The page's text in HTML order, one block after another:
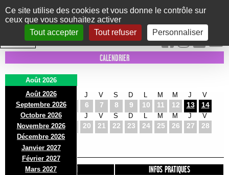
Panneau de gestion des cookies
Ce site utilise des cookies et vous donne le contrôle sur
ceux que vous souhaitez activer
Tout accepter
Tout refuser Personnaliser
Le Marni
CONCERTS DANSE/CIRQUE THÉÂTRE KIDS EXPOS EVENTS
INTRA MUROS
CALENDRIER
Août 2026
Août 2026
Septembre 2026
Octobre 2026
Novembre 2026
Décembre 2026
Janvier 2027
Février 2027
Mars 2027
D
2
L
3
M
4
J
6
V
7
S
8
D
9 10
M
11
M
12
J
13
V
14
D
16
L
17
M
18
J
20
V
21
S
22
D
23 24
M
25
M
26
J
27
V
28
D
30
L
31
PRÉSENTATION
INFOS PRATIQUES